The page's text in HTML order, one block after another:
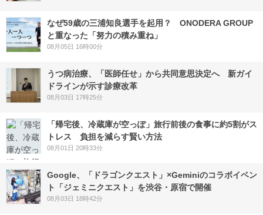
なぜ59歳の三浦知良選手を起用？ ONODERA GROUP
と重なった「努力の積み重ね」
08月05日 16時00分
うつ病治療、「医師任せ」から共同意思決定へ 新ガイ
ドラインが示す診療改革
08月03日 17時25分
「帰宅後、冷蔵庫が空っぽ」旅行前後の食事に約5割がス
トレス 負担を減らす賢い方法
08月01日 20時33分
Google、「ドラゴンクエスト」×Geminiのコラボイベン
ト「ジェミニクエスト」を渋谷・原宿で開催
08月03日 18時42分